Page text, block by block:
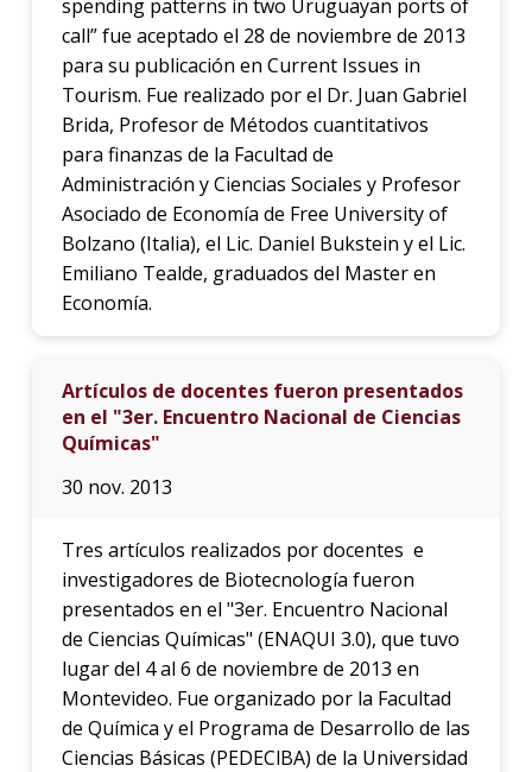
spending patterns in two Uruguayan ports of
call” fue aceptado el 28 de noviembre de 2013
para su publicación en Current Issues in
Tourism. Fue realizado por el Dr. Juan Gabriel
Brida, Profesor de Métodos cuantitativos
para finanzas de la Facultad de
Administración y Ciencias Sociales y Profesor
Asociado de Economía de Free University of
Bolzano (Italia), el Lic. Daniel Bukstein y el Lic.
Emiliano Tealde, graduados del Master en
Economía.
Artículos de docentes fueron presentados
en el "3er. Encuentro Nacional de Ciencias
Químicas"
30 nov. 2013
Tres artículos realizados por docentes e
investigadores de Biotecnología fueron
presentados en el "3er. Encuentro Nacional
de Ciencias Químicas" (ENAQUI 3.0), que tuvo
lugar del 4 al 6 de noviembre de 2013 en
Montevideo. Fue organizado por la Facultad
de Química y el Programa de Desarrollo de las
Ciencias Básicas (PEDEClBA) de la Universidad